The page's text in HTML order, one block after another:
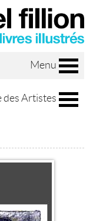
Menu
des Artistes